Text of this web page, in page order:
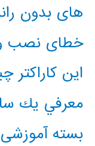
های بدون
خطای نصب
این کاراکتر
معرفي يك
بسته